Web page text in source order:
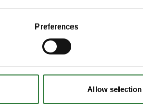
Preferences
Allow selection
- din partner til datadrevet succes i